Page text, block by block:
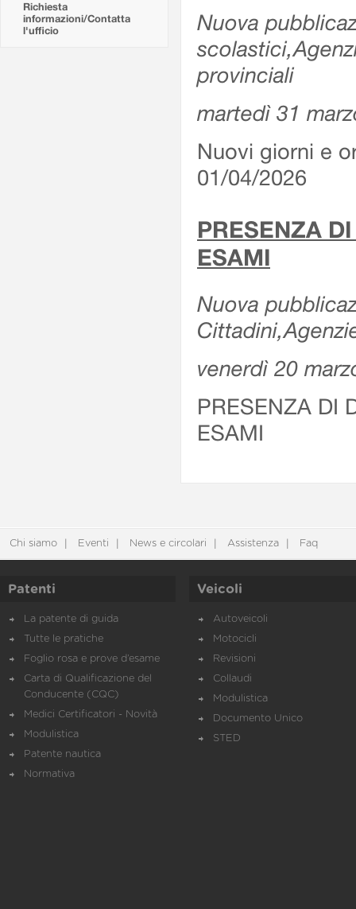
Richiesta
informazioni/Contatta
l'ufficio
Nuova
provinciali
martedì 31
Nuovi giorni e
01/04/2026
PRESENZA
ESAMI
Nuova
venerdì 20
PRESENZA DI
ESAMI
Chi siamo Eventi News e circolari Assistenza Faq
Patenti
La patente di guida
Tutte le pratiche
Foglio rosa e prove d’esame
Carta di Qualificazione del
Conducente (CQC)
Medici Certificatori - Novità
Modulistica
Patente nautica
Normativa
Veicoli
Autoveicoli
Motocicli
Revisioni
Collaudi
Modulistica
Documento Unico
STED